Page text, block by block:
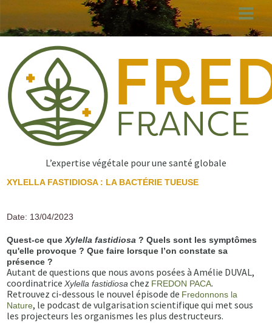
au
principal
L’expertise végétale pour une santé globale
XYLELLA FASTIDIOSA : LA BACTÉRIE TUEUSE
Date: 13/04/2023
Quest-ce queXylella fastidiosa ? Quels sont les symptômes
qu'elle provoque ? Que faire lorsque l’on constate sa
présence ?
Autant de questions que nous avons posées à Amélie DUVAL,
coordinatriceXylella fastidiosachez FREDON PACA.
Retrouvez ci-dessous le nouvel épisode de Fredonnons la
Nature, le podcast de vulgarisation scientifique qui met sous
les projecteurs les organismes les plus destructeurs.